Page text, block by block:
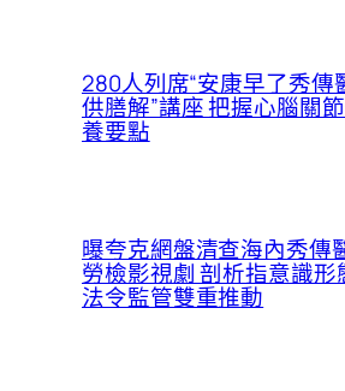
280人列席“安康早了秀傳
供膳解”講座 把握心腦關
養要點
曝夸克網盤清查海內秀傳
勞檢影視劇 剖析指意識形
法令監管雙重推動